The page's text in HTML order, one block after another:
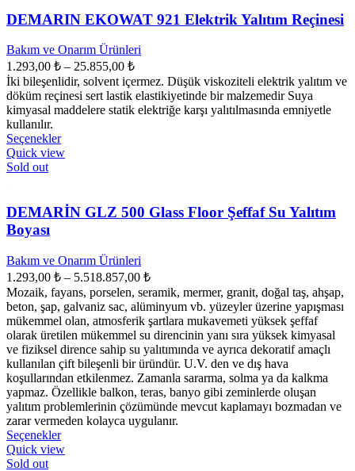
var.
Seçenekler
ürün
sayfasından
seçilebilir
DEMARIN EKOWAT 921 Elektrik Yalıtım Reçinesi
Bakım ve Onarım Ürünleri
1.293,00 ₺ – 25.855,00 ₺Fiyat
aralığı:
1.293,00 ₺
-
İki bileşenlidir, solvent içermez. Düşük viskoziteli elektrik yalıtım ve
döküm reçinesi sert lastik elastikiyetinde bir malzemedir Suya
kimyasal maddelere statik elektriğe karşı yalıtılmasında emniyetle
kullanılır.
SeçeneklerBu
ürünün
var.
Seçenekler
sayfasından
seçilebilir
Quick view
Sold out
DEMARİN GLZ 500 Glass Floor Şeffaf Su Yalıtım
Boyası
Bakım ve Onarım Ürünleri
1.293,00 ₺ – 5.518.857,00 ₺Fiyat
aralığı:
1.293,00 ₺
-
5.518.857,00 ₺
Mozaik, fayans, porselen, seramik, mermer, granit, doğal taş, ahşap,
beton, şap, galvaniz sac, alüminyum vb. yüzeyler üzerine yapışması
mükemmel olan, atmosferik şartlara mukavemeti yüksek şeffaf
olarak üretilen mükemmel su direncinin yanı sıra yüksek kimyasal
ve fiziksel dirence sahip su yalıtımında ve ayrıca dekoratif amaçlı
kullanılan çift bileşenli bir üründür. U.V. den ve dış hava
koşullarından etkilenmez. Zamanla sararma, solma ya da kalkma
yapmaz. Özellikle balkon, teras, banyo gibi zeminlerde oluşan
yalıtım problemlerinin çözümünde mevcut kaplamayı bozmadan ve
zarar vermeden kolayca uygulanır.
SeçeneklerBu
ürünün
Quick view
Sold out